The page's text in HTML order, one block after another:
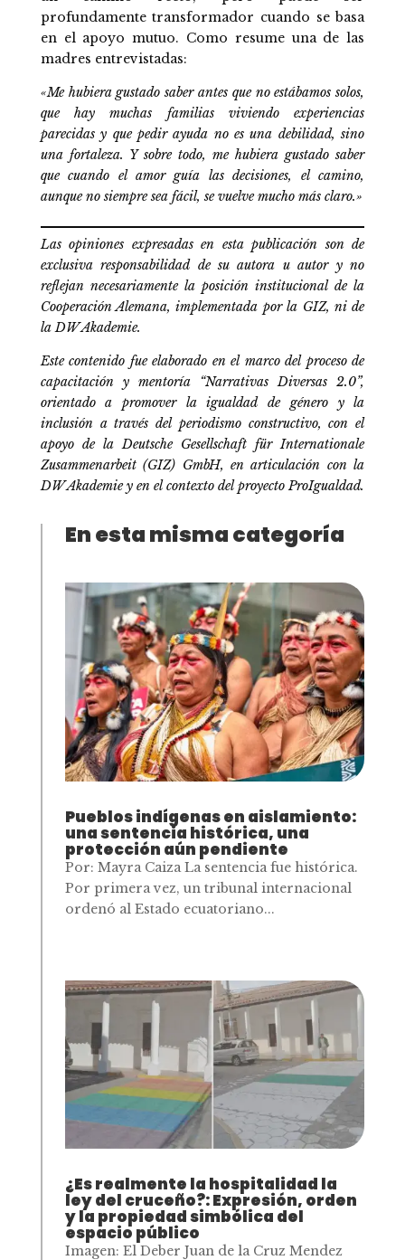
profundamente transformador cuando se basa
en el apoyo mutuo. Como resume una de las
madres entrevistadas:
«Me hubiera gustado saber antes que no estábamos solos,
que hay muchas familias viviendo experiencias
parecidas y que pedir ayuda no es una debilidad, sino
una fortaleza. Y sobre todo, me hubiera gustado saber
que cuando el amor guía las decisiones, el camino,
aunque no siempre sea fácil, se vuelve mucho más claro.»
Las opiniones expresadas en esta publicación son de
exclusiva responsabilidad de su autora u autor y no
reflejan necesariamente la posición institucional de la
Cooperación Alemana, implementada por la GIZ, ni de
la DW Akademie.
Este contenido fue elaborado en el marco del proceso de
capacitación y mentoría “Narrativas Diversas 2.0”,
orientado a promover la igualdad de género y la
inclusión a través del periodismo constructivo, con el
apoyo de la Deutsche Gesellschaft für Internationale
Zusammenarbeit (GIZ) GmbH, en articulación con la
DW Akademie y en el contexto del proyecto ProIgualdad.
En esta misma categoría
Pueblos indígenas en aislamiento:
una sentencia histórica, una
protección aún pendiente
Por: Mayra Caiza La sentencia fue histórica.
Por primera vez, un tribunal internacional
ordenó al Estado ecuatoriano...
¿Es realmente la hospitalidad la
ley del cruceño?: Expresión, orden
y la propiedad simbólica del
espacio público
Imagen: El Deber Juan de la Cruz Mendez